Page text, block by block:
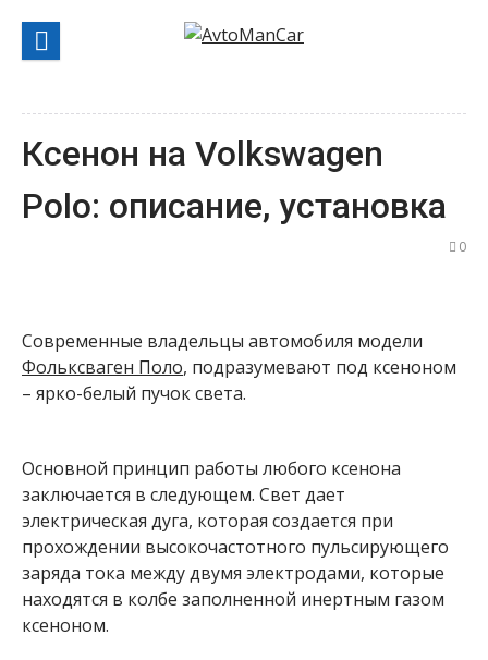
содержанию
Ксенон на Volkswagen
Polo: описание, установка
0
Современные владельцы автомобиля модели
Фольксваген Поло, подразумевают под ксеноном
– ярко-белый пучок света.
Основной принцип работы любого ксенона
заключается в следующем. Свет дает
электрическая дуга, которая создается при
прохождении высокочастотного пульсирующего
заряда тока между двумя электродами, которые
находятся в колбе заполненной инертным газом
ксеноном.